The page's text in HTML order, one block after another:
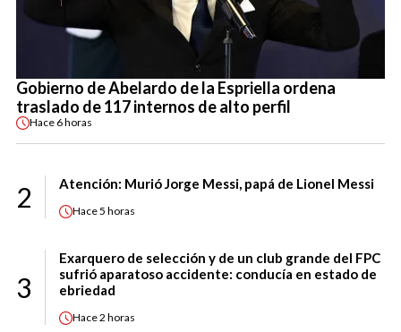
Gobierno de Abelardo de la Espriella ordena
traslado de 117 internos de alto perfil
Hace 6 horas
2 Atención: Murió Jorge Messi, papá de Lionel Messi
Hace5 horas
3
Exarquero de selección y de un club grande del FPC
sufrió aparatoso accidente: conducía en estado de
ebriedad
Hace2 horas